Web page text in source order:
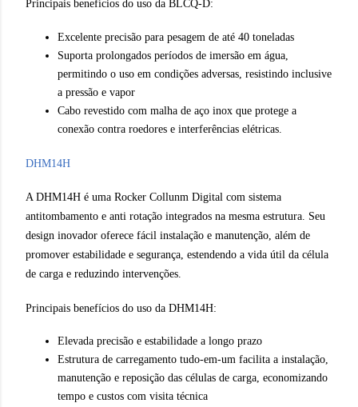
Principais benefícios do uso da BLCQ-D:
Excelente precisão para pesagem de até 40 toneladas
Suporta prolongados períodos de imersão em água,
permitindo o uso em condições adversas, resistindo inclusive
a pressão e vapor
Cabo revestido com malha de aço inox que protege a
conexão contra roedores e interferências elétricas.
DHM14H
A DHM14H é uma Rocker Collunm Digital com sistema
antitombamento e anti rotação integrados na mesma estrutura. Seu
design inovador oferece fácil instalação e manutenção, além de
promover estabilidade e segurança, estendendo a vida útil da célula
de carga e reduzindo intervenções.
Principais benefícios do uso da DHM14H:
Elevada precisão e estabilidade a longo prazo
Estrutura de carregamento tudo-em-um facilita a instalação,
manutenção e reposição das células de carga, economizando
tempo e custos com visita técnica